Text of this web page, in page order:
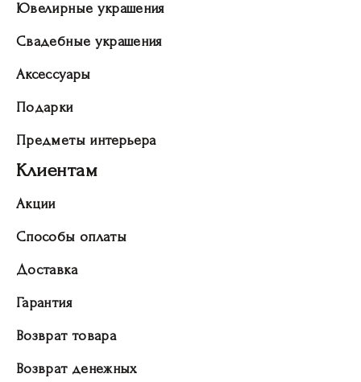
Ювелирные украшения
Свадебные украшения
Аксессуары
Подарки
Предметы интерьера
Клиентам
Акции
Способы оплаты
Доставка
Гарантия
Возврат товара
Возврат денежных